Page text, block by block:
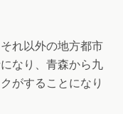
れ以外の地方都市
なり、青森から九
がすることになり